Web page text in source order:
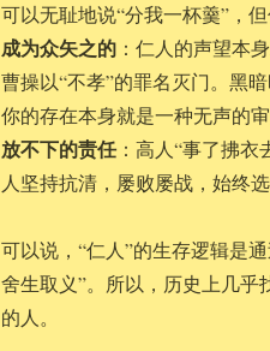
可以无耻地说“分我一杯羹”，
成为众矢之的：仁人的声望本
曹操以“不孝”的罪名灭门。黑
你的存在本身就是一种无声的审
放不下的责任：高人“事了拂衣
人坚持抗清，屡败屡战，始终
可以说，“仁人”的生存逻辑是
舍生取义”。所以，历史上几
的人。